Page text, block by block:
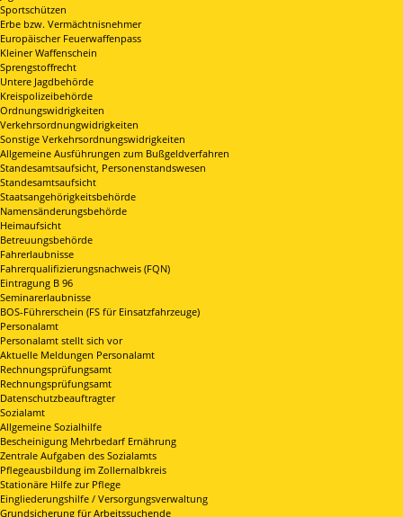
Sportschützen
Erbe bzw. Vermächtnisnehmer
Europäischer Feuerwaffenpass
Kleiner Waffenschein
Sprengstoffrecht
Untere Jagdbehörde
Kreispolizeibehörde
Ordnungswidrigkeiten
Verkehrsordnungwidrigkeiten
Sonstige Verkehrsordnungswidrigkeiten
Allgemeine Ausführungen zum Bußgeldverfahren
Standesamtsaufsicht, Personenstandswesen
Standesamtsaufsicht
Staatsangehörigkeitsbehörde
Namensänderungsbehörde
Heimaufsicht
Betreuungsbehörde
Fahrerlaubnisse
Fahrerqualifizierungsnachweis (FQN)
Eintragung B 96
Seminarerlaubnisse
BOS-Führerschein (FS für Einsatzfahrzeuge)
Personalamt
Personalamt stellt sich vor
Aktuelle Meldungen Personalamt
Rechnungsprüfungsamt
Rechnungsprüfungsamt
Datenschutzbeauftragter
Sozialamt
Allgemeine Sozialhilfe
Bescheinigung Mehrbedarf Ernährung
Zentrale Aufgaben des Sozialamts
Pflegeausbildung im Zollernalbkreis
Stationäre Hilfe zur Pflege
Eingliederungshilfe / Versorgungsverwaltung
Grundsicherung für Arbeitssuchende